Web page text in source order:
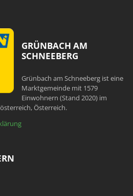
GRÜNBACH AM
SCHNEEBERG
Grünbach am Schneeberg ist eine
Marktgemeinde mit 1579
Einwohnern (Stand 2020) im
Österreich.